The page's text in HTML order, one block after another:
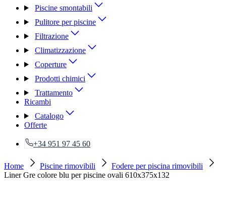
Piscine smontabili
Pulitore per piscine
Filtrazione
Climatizzazione
Coperture
Prodotti chimici
Trattamento
Ricambi
Catalogo
Offerte
+34 951 97 45 60
Home Piscine rimovibili
Fodere per piscina rimovibili
Liner Gre colore blu per piscine ovali 610x375x132